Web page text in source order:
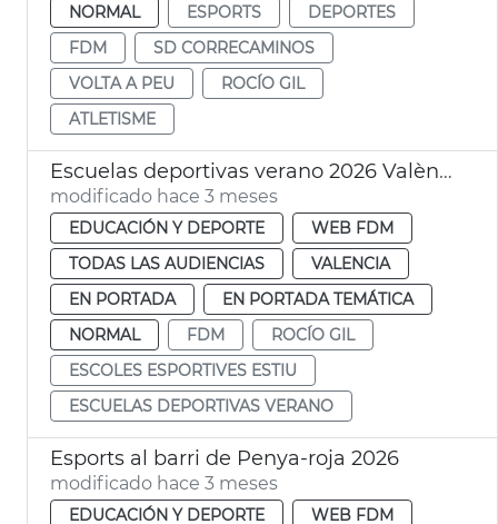
NORMAL
ESPORTS
DEPORTES
FDM
SD CORRECAMINOS
VOLTA A PEU
ROCÍO GIL
ATLETISME
Escuelas deportivas verano 2026 València FDM
modificado hace 3 meses
EDUCACIÓN Y DEPORTE
WEB FDM
TODAS LAS AUDIENCIAS
VALENCIA
EN PORTADA
EN PORTADA TEMÁTICA
NORMAL
FDM
ROCÍO GIL
ESCOLES ESPORTIVES ESTIU
ESCUELAS DEPORTIVAS VERANO
Esports al barri de Penya-roja 2026
modificado hace 3 meses
EDUCACIÓN Y DEPORTE
WEB FDM